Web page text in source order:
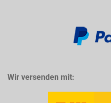
Wir versenden mit: